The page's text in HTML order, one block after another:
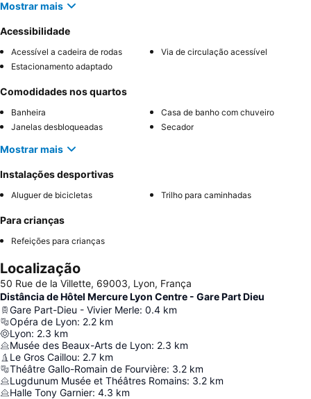
Mostrar mais
Acessibilidade
Acessível a cadeira de rodas
Via de circulação acessível
Estacionamento adaptado
Comodidades nos quartos
Banheira
Casa de banho com chuveiro
Janelas desbloqueadas
Secador
Mostrar mais
Instalações desportivas
Aluguer de bicicletas Trilho para caminhadas
Para crianças
Refeições para crianças
Localização
50 Rue de la Villette, 69003, Lyon, França
Distância de Hôtel Mercure Lyon Centre - Gare Part Dieu
Gare Part-Dieu - Vivier Merle: 0.4 km
Opéra de Lyon: 2.2 km
Lyon: 2.3 km
Musée des Beaux-Arts de Lyon: 2.3 km
Le Gros Caillou: 2.7 km
Théâtre Gallo-Romain de Fourvière: 3.2 km
Lugdunum Musée et Théâtres Romains: 3.2 km
Halle Tony Garnier: 4.3 km